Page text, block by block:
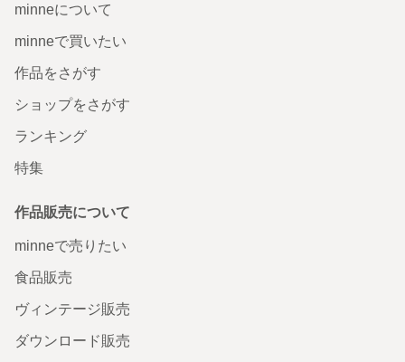
minneについて
minneで買いたい
作品をさがす
ショップをさがす
ランキング
特集
作品販売について
minneで売りたい
食品販売
ヴィンテージ販売
ダウンロード販売